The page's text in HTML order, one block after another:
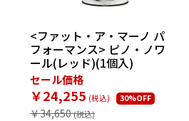
<ファット・ア・マーノ パ
フォーマンス> ピノ・ノワ
ール(レッド)(1個入)
セール価格
￥24,255 30%OFF
￥34,650